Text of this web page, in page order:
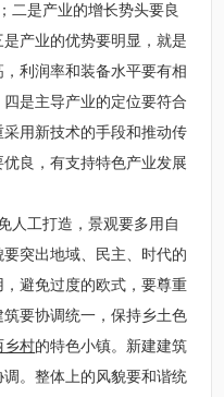
二是产业的增长势头要良
产业的优势要明显，就是
利润率和装备水平要有相
是主导产业的定位要符合
用新技术的手段和推动传
良，有支持特色产业发展
人工打造，景观要多用自
突出地域、民主、时代的
避免过度的欧式，要尊重
要协调统一，保持乡土色
乡村的特色小镇。新建建筑
。整体上的风貌要和谐统